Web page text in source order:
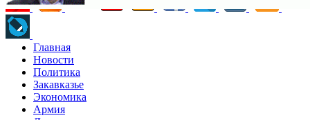
Главная
Новости
Политика
Закавказье
Экономика
Армия